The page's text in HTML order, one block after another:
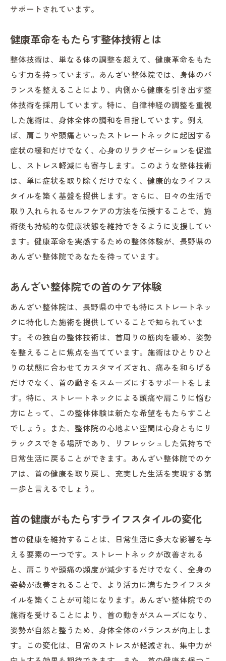
サポートされています。
健康革命をもたらす整体技術とは
整体技術は、単なる体の調整を超えて、健康革命をもた
らす力を持っています。あんざい整体院では、身体のバ
ランスを整えることにより、内側から健康を引き出す整
体技術を採用しています。特に、自律神経の調整を重視
した施術は、身体全体の調和を目指しています。例え
ば、肩こりや頭痛といったストレートネックに起因する
症状の緩和だけでなく、心身のリラクゼーションを促進
し、ストレス軽減にも寄与します。このような整体技術
は、単に症状を取り除くだけでなく、健康的なライフス
タイルを築く基盤を提供します。さらに、日々の生活で
取り入れられるセルフケアの方法を伝授することで、施
術後も持続的な健康状態を維持できるように支援してい
ます。健康革命を実感するための整体体験が、長野県の
あんざい整体院であなたを待っています。
あんざい整体院での首のケア体験
あんざい整体院は、長野県の中でも特にストレートネッ
クに特化した施術を提供していることで知られていま
す。その独自の整体技術は、首周りの筋肉を緩め、姿勢
を整えることに焦点を当てています。施術はひとりひと
りの状態に合わせてカスタマイズされ、痛みを和らげる
だけでなく、首の動きをスムーズにするサポートをしま
す。特に、ストレートネックによる頭痛や肩こりに悩む
方にとって、この整体体験は新たな希望をもたらすこと
でしょう。また、整体院の心地よい空間は心身ともにリ
ラックスできる場所であり、リフレッシュした気持ちで
日常生活に戻ることができます。あんざい整体院でのケ
アは、首の健康を取り戻し、充実した生活を実現する第
一歩と言えるでしょう。
首の健康がもたらすライフスタイルの変化
首の健康を維持することは、日常生活に多大な影響を与
える要素の一つです。ストレートネックが改善される
と、肩こりや頭痛の頻度が減少するだけでなく、全身の
姿勢が改善されることで、より活力に満ちたライフスタ
イルを築くことが可能になります。あんざい整体院での
施術を受けることにより、首の動きがスムーズになり、
姿勢が自然と整うため、身体全体のバランスが向上しま
す。この変化は、日常のストレスが軽減され、集中力が